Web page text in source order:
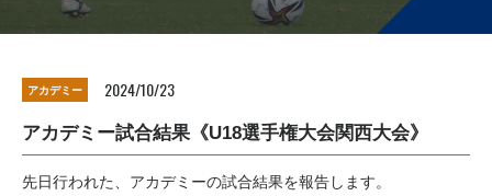
アカデミー 2024/10/23
アカデミー試合結果《U18選手権大会関西大会》
先日行われた、アカデミーの試合結果を報告します。